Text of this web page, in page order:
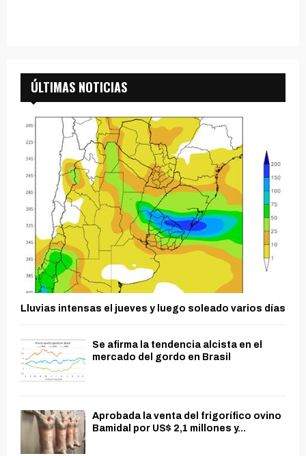
ÚLTIMAS NOTICIAS
Lluvias intensas el jueves y luego soleado varios días
Se afirma la tendencia alcista en el
mercado del gordo en Brasil
Aprobada la venta del frigorífico ovino
Bamidal por US$ 2,1 millones y...